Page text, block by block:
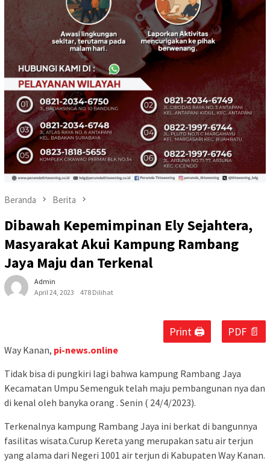
Beranda Berita
Dibawah Kepemimpinan Ely Sejahtera,
Masyarakat Akui Kampung Rambang
Jaya Maju dan Terkenal
Admin
April 24, 2023
478 Dilihat
Print 🖨 PDF 📄
Way Kanan, pi-news.online
Tidak bisa di pungkiri lagi bahwa kampung Rambang Jaya
Kecamatan Umpu Semenguk telah maju pembangunan nya dan
di kenal oleh banyka orang . Senin ( 24/4/2023).
Terkenalnya kampung Rambang Jaya ini berkat di bangunnya
fasilitas wisata.Curup Kereta yang merupakan satu air terjun
yang alama dari Negeri 1001 air terjun di Kabupaten Way Kanan.